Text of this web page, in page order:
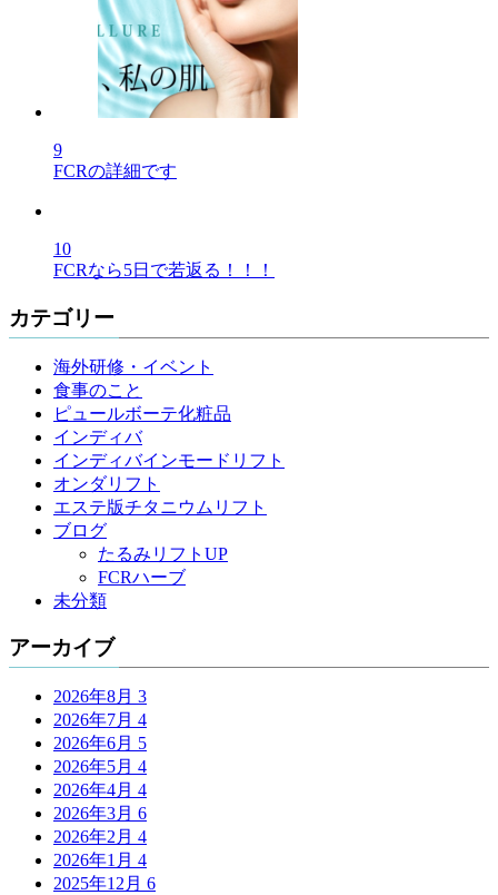
9
FCRの詳細です
10
FCRなら5日で若返る！！！
カテゴリー
海外研修・イベント
食事のこと
ピュールボーテ化粧品
インディバ
インディバインモードリフト
オンダリフト
エステ版チタニウムリフト
ブログ
たるみリフトUP
FCRハーブ
未分類
アーカイブ
2026年8月 3
2026年7月 4
2026年6月 5
2026年5月 4
2026年4月 4
2026年3月 6
2026年2月 4
2026年1月 4
2025年12月 6